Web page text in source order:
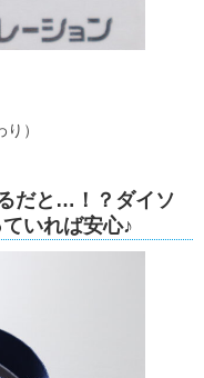
）
だと…！？ダイソ
いれば安心♪